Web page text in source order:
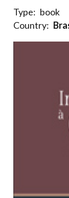
Type: book
Country: